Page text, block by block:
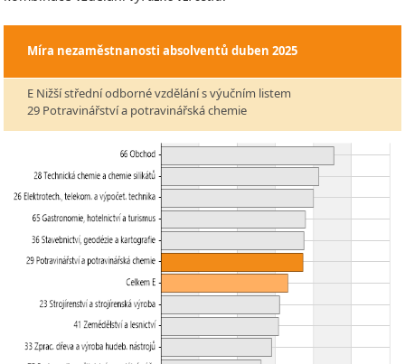
Míra nezaměstnanosti absolventů duben 2025
E Nižší střední odborné vzdělání s výučním listem
29 Potravinářství a potravinářská chemie